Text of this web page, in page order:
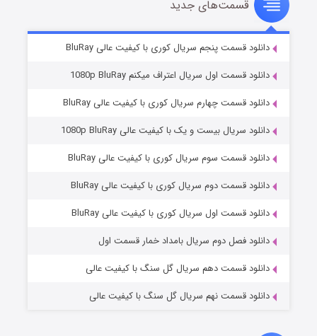
سریال زشت
قسمت۲ (زیرنویس) منتشر شد
مردگان متحرک: شهر مرده ۳
قسمت۲ (زیرنویس) منتشر شد
قسمت‌های جدید
دانلود قسمت پنجم سریال کوری با کیفیت عالی BluRay
دانلود قسمت اول سریال اعتراف میکنم 1080p BluRay
دانلود قسمت چهارم سریال کوری با کیفیت عالی BluRay
دانلود سریال بیست و یک با کیفیت عالی 1080p BluRay
دانلود قسمت سوم سریال کوری با کیفیت عالی BluRay
دانلود قسمت دوم سریال کوری با کیفیت عالی BluRay
دانلود قسمت اول سریال کوری با کیفیت عالی BluRay
دانلود فصل دوم سریال بامداد خمار قسمت اول
دانلود قسمت دهم سریال گل سنگ با کیفیت عالی
دانلود قسمت نهم سریال گل سنگ با کیفیت عالی